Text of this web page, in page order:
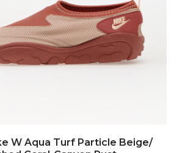
W Aqua Turf Particle Beige/